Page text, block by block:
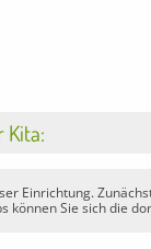
Kita:
Einrichtung.
können Sie sich die